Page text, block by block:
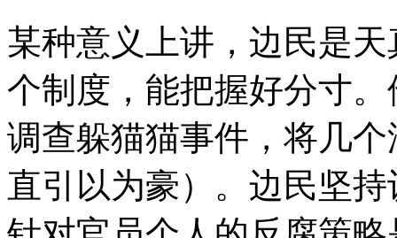
某种意义上讲，边民是
个制度，能把握好分寸
调查躲猫猫事件，将几
直引以为豪）。边民坚